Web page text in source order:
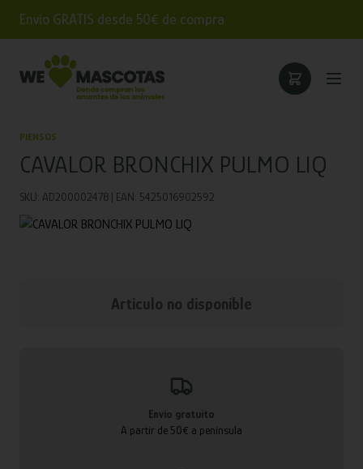
Envío GRATIS desde 50€ de compra
PIENSOS
CAVALOR BRONCHIX PULMO LIQ
SKU: AD200002478 | EAN: 5425016902592
Articulo no disponible
Envío gratuito
A partir de 50€ a península